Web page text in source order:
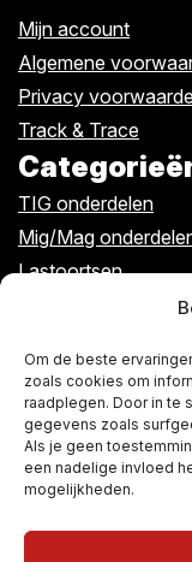
Om de beste
zoals cookies om
raadplegen. Door in te
gegevens zoals
Als je geen
een nadelige invloed
mogelijkheden.
Mijn account
Algemene
Privacy
Track & Trace
TIG onderdelen
Mig/Mag
Lastoortsen
Over ons
De winkel
Contact